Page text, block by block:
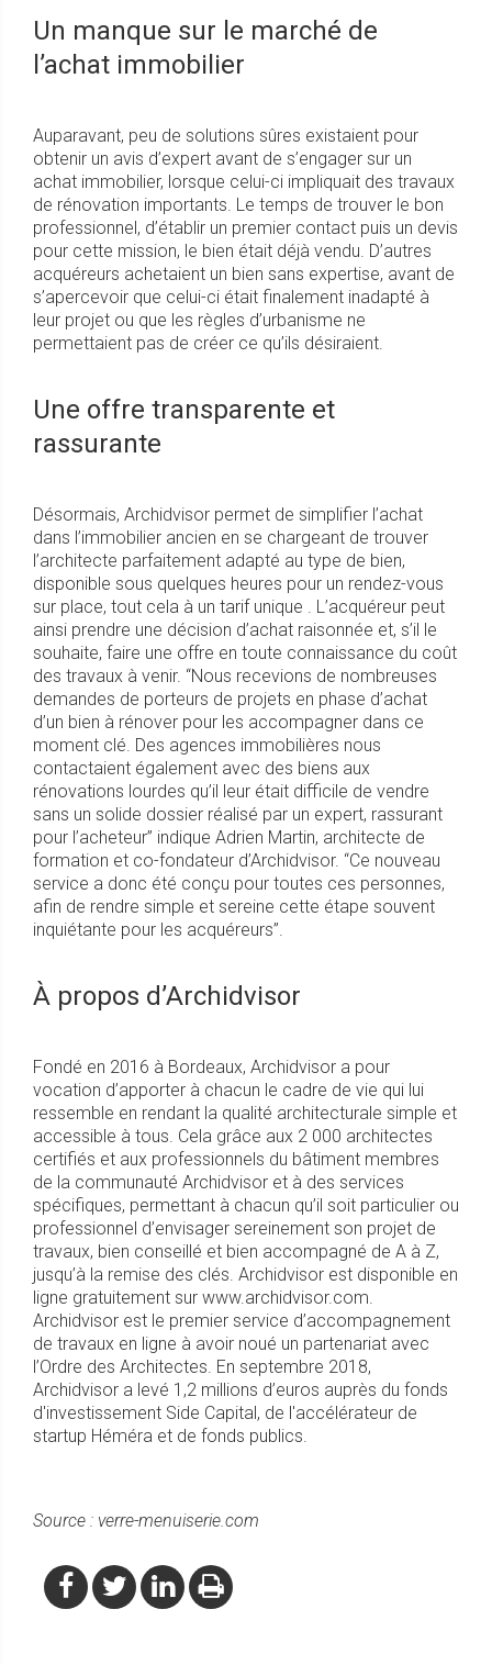
Un manque sur le marché de
l’achat immobilier
Auparavant, peu de solutions sûres existaient pour
obtenir un avis d’expert avant de s’engager sur un
achat immobilier, lorsque celui-ci impliquait des travaux
de rénovation importants. Le temps de trouver le bon
professionnel, d’établir un premier contact puis un devis
pour cette mission, le bien était déjà vendu. D’autres
acquéreurs achetaient un bien sans expertise, avant de
s’apercevoir que celui-ci était finalement inadapté à
leur projet ou que les règles d’urbanisme ne
permettaient pas de créer ce qu’ils désiraient.
Une offre transparente et
rassurante
Désormais, Archidvisor permet de simplifier l’achat
dans l’immobilier ancien en se chargeant de trouver
l’architecte parfaitement adapté au type de bien,
disponible sous quelques heures pour un rendez-vous
sur place, tout cela à un tarif unique . L’acquéreur peut
ainsi prendre une décision d’achat raisonnée et, s’il le
souhaite, faire une offre en toute connaissance du coût
des travaux à venir. “Nous recevions de nombreuses
demandes de porteurs de projets en phase d’achat
d’un bien à rénover pour les accompagner dans ce
moment clé. Des agences immobilières nous
contactaient également avec des biens aux
rénovations lourdes qu’il leur était difficile de vendre
sans un solide dossier réalisé par un expert, rassurant
pour l’acheteur” indique Adrien Martin, architecte de
formation et co-fondateur d’Archidvisor. “Ce nouveau
service a donc été conçu pour toutes ces personnes,
afin de rendre simple et sereine cette étape souvent
inquiétante pour les acquéreurs”.
À propos d’Archidvisor
Fondé en 2016 à Bordeaux, Archidvisor a pour
vocation d’apporter à chacun le cadre de vie qui lui
ressemble en rendant la qualité architecturale simple et
accessible à tous. Cela grâce aux 2 000 architectes
certifiés et aux professionnels du bâtiment membres
de la communauté Archidvisor et à des services
spécifiques, permettant à chacun qu’il soit particulier ou
professionnel d’envisager sereinement son projet de
travaux, bien conseillé et bien accompagné de A à Z,
jusqu’à la remise des clés. Archidvisor est disponible en
ligne gratuitement sur www.archidvisor.com.
Archidvisor est le premier service d’accompagnement
de travaux en ligne à avoir noué un partenariat avec
l’Ordre des Architectes. En septembre 2018,
Archidvisor a levé 1,2 millions d’euros auprès du fonds
d'investissement Side Capital, de l'accélérateur de
startup Héméra et de fonds publics.
Source : verre-menuiserie.com